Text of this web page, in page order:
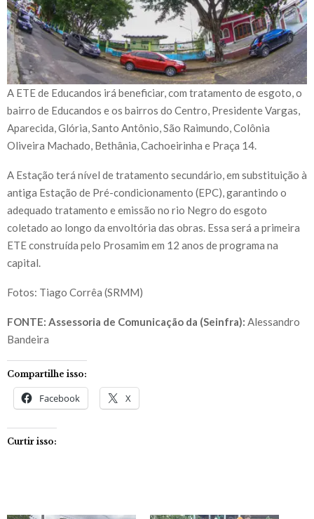
A ETE de Educandos irá beneficiar, com tratamento de esgoto, o
bairro de Educandos e os bairros do Centro, Presidente Vargas,
Aparecida, Glória, Santo Antônio, São Raimundo, Colônia
Oliveira Machado, Bethânia, Cachoeirinha e Praça 14.
A Estação terá nível de tratamento secundário, em substituição à
antiga Estação de Pré-condicionamento (EPC), garantindo o
adequado tratamento e emissão no rio Negro do esgoto
coletado ao longo da envoltória das obras. Essa será a primeira
ETE construída pelo Prosamim em 12 anos de programa na
capital.
Fotos: Tiago Corrêa (SRMM)
FONTE: Assessoria de Comunicação da (Seinfra): Alessandro
Bandeira
Compartilhe isso:
Facebook X
Curtir isso: